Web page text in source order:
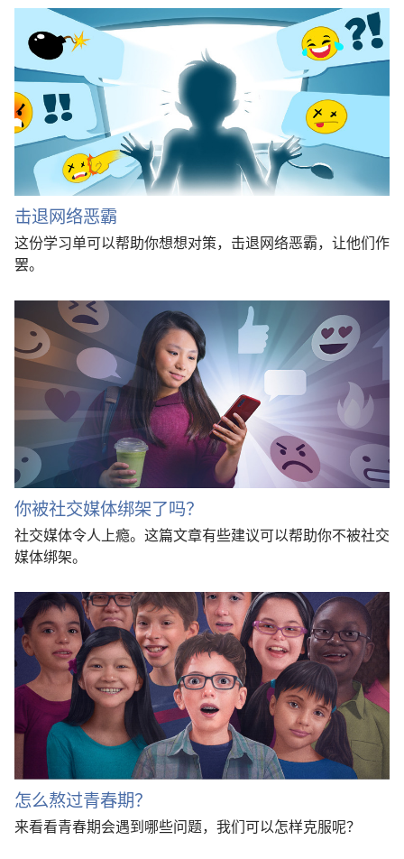
击退网络恶霸
这份学习单可以帮助你想想对策，击退网络恶霸，让他们作
罢。
你被社交媒体绑架了吗？
社交媒体令人上瘾。这篇文章有些建议可以帮助你不被社交
媒体绑架。
怎么熬过青春期？
来看看青春期会遇到哪些问题，我们可以怎样克服呢？